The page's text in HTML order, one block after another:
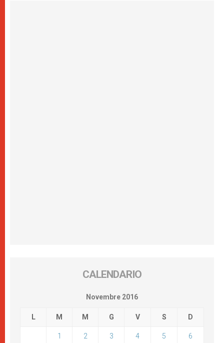
CALENDARIO
Novembre 2016
L M M G V S D
1 2 3 4 5 6